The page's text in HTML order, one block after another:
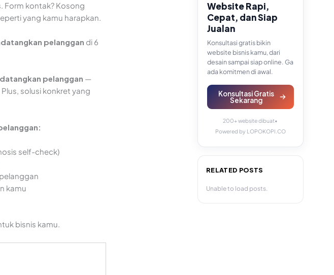
Form kontak? Kosong
yang kamu harapkan.
pelanggan di 6
pelanggan —
solusi konkret yang
self-check)
kamu
bisnis kamu.
Website Rapi,
Cepat, dan Siap
Jualan
Konsultasi gratis bikin
website bisnis kamu, dari
desain sampai siap online. Ga
ada komitmen di awal.
Konsultasi Gratis
Sekarang
200+ website dibuat•
Powered by LOPOKOPI.CO
RELATED POSTS
Unable to load posts.